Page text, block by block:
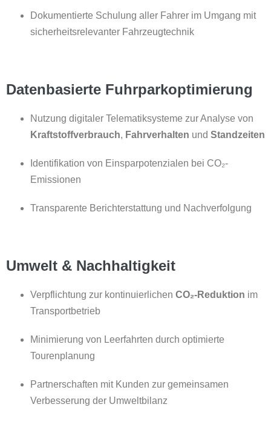
Dokumentierte Schulung aller Fahrer im Umgang mit
sicherheitsrelevanter Fahrzeugtechnik
Datenbasierte Fuhrparkoptimierung
Nutzung digitaler Telematiksysteme zur Analyse von
Kraftstoffverbrauch, Fahrverhalten und Standzeiten
Identifikation von Einsparpotenzialen bei CO₂-
Emissionen
Transparente Berichterstattung und Nachverfolgung
Umwelt & Nachhaltigkeit
Verpflichtung zur kontinuierlichen CO₂-Reduktion im
Transportbetrieb
Minimierung von Leerfahrten durch optimierte
Tourenplanung
Partnerschaften mit Kunden zur gemeinsamen
Verbesserung der Umweltbilanz